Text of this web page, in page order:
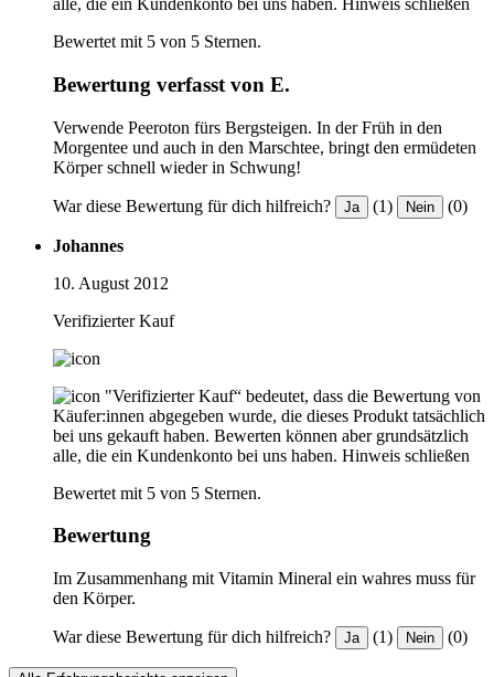
alle, die ein Kundenkonto bei uns haben. Hinweis schließen
Bewertet mit 5 von 5 Sternen.
Bewertung verfasst von E.
Verwende Peeroton fürs Bergsteigen. In der Früh in den
Morgentee und auch in den Marschtee, bringt den ermüdeten
Körper schnell wieder in Schwung!
War diese Bewertung für dich hilfreich? Ja (1) Nein (0)
Johannes
10. August 2012
Verifizierter Kauf
"Verifizierter Kauf“ bedeutet, dass die Bewertung von
Käufer:innen abgegeben wurde, die dieses Produkt tatsächlich
bei uns gekauft haben. Bewerten können aber grundsätzlich
alle, die ein Kundenkonto bei uns haben. Hinweis schließen
Bewertet mit 5 von 5 Sternen.
Bewertung
Im Zusammenhang mit Vitamin Mineral ein wahres muss für
den Körper.
War diese Bewertung für dich hilfreich? Ja (1) Nein (0)